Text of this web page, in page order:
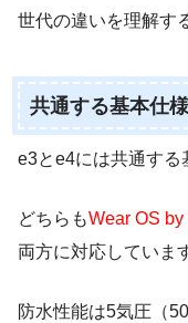
世代の違いを理解す
共通する基本仕様
e3とe4には共通する
どちらもWear OS
両方に対応していま
防水性能は5気圧（